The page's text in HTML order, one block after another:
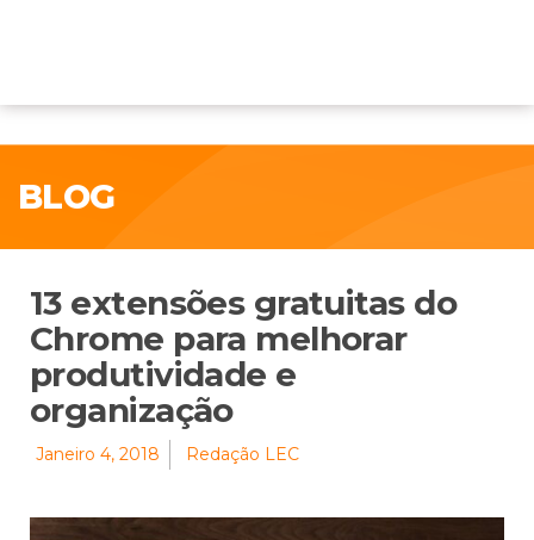
BLOG
13 extensões gratuitas do
Chrome para melhorar
produtividade e
organização
Janeiro 4, 2018 Redação LEC